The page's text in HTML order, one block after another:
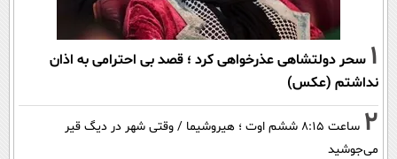
1 سحر دولتشاهی عذرخواهی کرد ؛ قصد بی احترامی به اذان
نداشتم (عکس)
2
ساعت ۸:۱۵ ششم اوت ؛ هیروشیما / وقتی شهر در دیگ قیر
می‌جوشید